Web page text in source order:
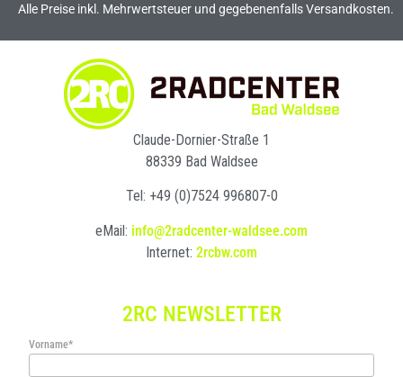
Alle Preise inkl. Mehrwertsteuer und gegebenenfalls Versandkosten.
Claude-Dornier-Straße 1
88339 Bad Waldsee
Tel: +49 (0)7524 996807-0
eMail: info@2radcenter-waldsee.com
Internet: 2rcbw.com
2RC NEWSLETTER
Vorname*